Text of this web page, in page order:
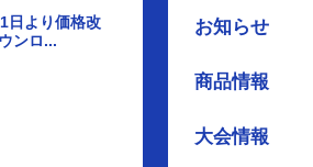
日より価格改
ンロ...
お知らせ
商品情報
大会情報